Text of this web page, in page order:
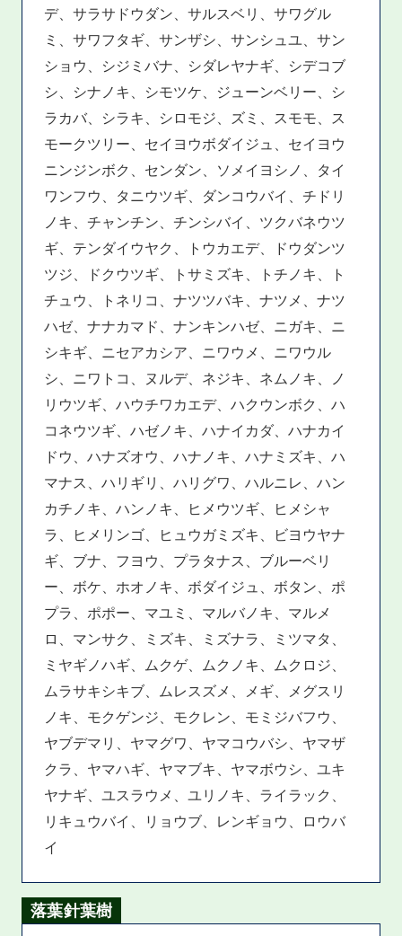
デ、サラサドウダン、サルスベリ、サワグル
ミ、サワフタギ、サンザシ、サンシュユ、サン
ショウ、シジミバナ、シダレヤナギ、シデコブ
シ、シナノキ、シモツケ、ジューンベリー、シ
ラカバ、シラキ、シロモジ、ズミ、スモモ、ス
モークツリー、セイヨウボダイジュ、セイヨウ
ニンジンボク、センダン、ソメイヨシノ、タイ
ワンフウ、タニウツギ、ダンコウバイ、チドリ
ノキ、チャンチン、チンシバイ、ツクバネウツ
ギ、テンダイウヤク、トウカエデ、ドウダンツ
ツジ、ドクウツギ、トサミズキ、トチノキ、ト
チュウ、トネリコ、ナツツバキ、ナツメ、ナツ
ハゼ、ナナカマド、ナンキンハゼ、ニガキ、ニ
シキギ、ニセアカシア、ニワウメ、ニワウル
シ、ニワトコ、ヌルデ、ネジキ、ネムノキ、ノ
リウツギ、ハウチワカエデ、ハクウンボク、ハ
コネウツギ、ハゼノキ、ハナイカダ、ハナカイ
ドウ、ハナズオウ、ハナノキ、ハナミズキ、ハ
マナス、ハリギリ、ハリグワ、ハルニレ、ハン
カチノキ、ハンノキ、ヒメウツギ、ヒメシャ
ラ、ヒメリンゴ、ヒュウガミズキ、ビヨウヤナ
ギ、ブナ、フヨウ、プラタナス、ブルーベリ
ー、ボケ、ホオノキ、ボダイジュ、ボタン、ポ
プラ、ポポー、マユミ、マルバノキ、マルメ
ロ、マンサク、ミズキ、ミズナラ、ミツマタ、
ミヤギノハギ、ムクゲ、ムクノキ、ムクロジ、
ムラサキシキブ、ムレスズメ、メギ、メグスリ
ノキ、モクゲンジ、モクレン、モミジバフウ、
ヤブデマリ、ヤマグワ、ヤマコウバシ、ヤマザ
クラ、ヤマハギ、ヤマブキ、ヤマボウシ、ユキ
ヤナギ、ユスラウメ、ユリノキ、ライラック、
リキュウバイ、リョウブ、レンギョウ、ロウバ
イ
落葉針葉樹